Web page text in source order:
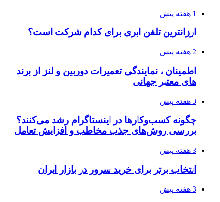
1 هفته پیش
ارزانترین تلفن ابری برای کدام شرکت است؟
2 هفته پیش
اطمینان ، نمایندگی تعمیرات دوربین و لنز از برند
های معتبر جهانی
3 هفته پیش
چگونه کسب‌وکارها در اینستاگرام رشد می‌کنند؟
بررسی روش‌های جذب مخاطب و افزایش تعامل
3 هفته پیش
انتخاب برتر برای خرید سرور در بازار ایران
3 هفته پیش